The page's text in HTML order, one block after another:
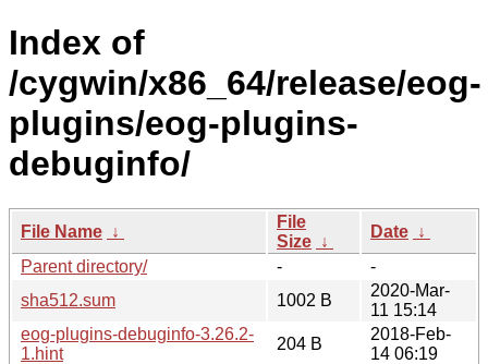
Index of
/cygwin/x86_64/release/eog-
plugins/eog-plugins-
debuginfo/
File Name ↓
File
Size ↓
Date ↓
Parent directory/
-
-
sha512.sum
1002 B
2020-Mar-
11 15:14
eog-plugins-debuginfo-3.26.2-
1.hint
204 B
2018-Feb-
14 06:19